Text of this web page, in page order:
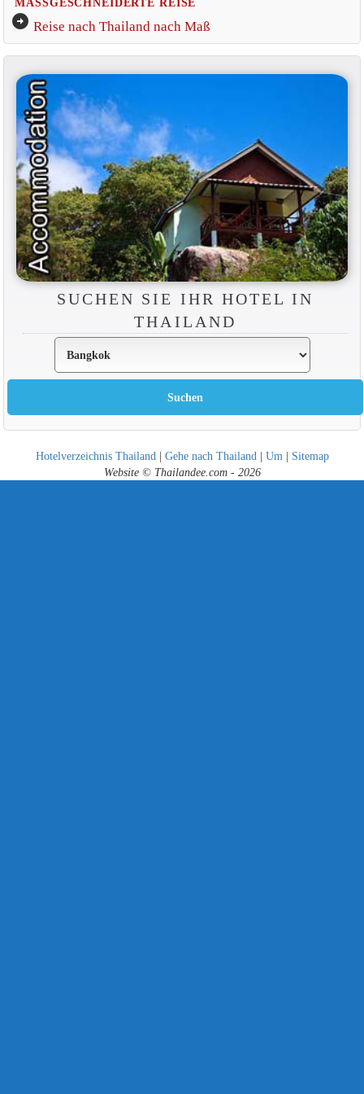
MASSGESCHNEIDERTE REISE
arrow_circle_right Reise nach Thailand nach Maß
SUCHEN SIE IHR HOTEL IN
THAILAND
Hotelverzeichnis Thailand | Gehe nach Thailand | Um | Sitemap
Website © Thailandee.com - 2026